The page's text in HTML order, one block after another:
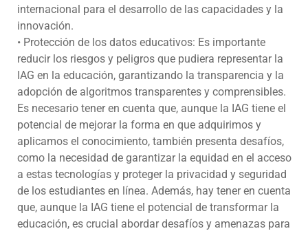
internacional para el desarrollo de las capacidades y la
innovación.
• Protección de los datos educativos: Es importante
reducir los riesgos y peligros que pudiera representar la
IAG en la educación, garantizando la transparencia y la
adopción de algoritmos transparentes y comprensibles.
Es necesario tener en cuenta que, aunque la IAG tiene el
potencial de mejorar la forma en que adquirimos y
aplicamos el conocimiento, también presenta desafíos,
como la necesidad de garantizar la equidad en el acceso
a estas tecnologías y proteger la privacidad y seguridad
de los estudiantes en línea. Además, hay tener en cuenta
que, aunque la IAG tiene el potencial de transformar la
educación, es crucial abordar desafíos y amenazas para